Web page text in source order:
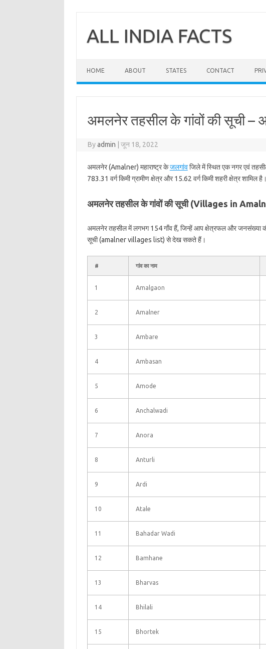
contentALL INDIA FACTS
HOME ABOUT STATES CONTACT
अमलनेर तहसील के गांवों की सूची –
Byadmin जून 18, 2022
अमलनेर (Amalner) महाराष्ट्र केजलगांवजिले में स्थित एक नगर एवं
783.31 वर्ग किमी ग्रामीण क्षेत्र और 15.62 वर्ग किमी शहरी क्षेत्र शामिल है।
अमलनेर तहसील के गांवों की सूची (Villages in
अमलनेर तहसील में लगभग 154 गाँव हैं, जिन्हें आप क्षेत्रफल और जनसंख्या
सूची (amalner villages list) से देख सकते हैं।
# गांव का नाम
1 Amalgaon
2 Amalner
3 Ambare
4 Ambasan
5 Amode
6 Anchalwadi
7 Anora
8 Anturli
9 Ardi
10 Atale
11 Bahadar Wadi
12 Bamhane
13 Bharvas
14 Bhilali
15 Bhortek